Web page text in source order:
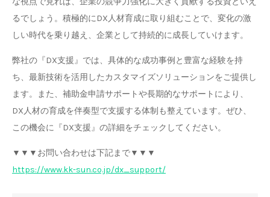
るでしょう。積極的にDX人材育成に取り組むことで、変化の激
しい時代を乗り越え、企業として持続的に成長していけます。
弊社の『DX支援』では、具体的な成功事例と豊富な経験を持
ち、最新技術を活用したカスタマイズソリューションをご提供し
ます。また、補助金申請サポートや長期的なサポートにより、
DX人材の育成を伴奏型で支援する体制も整えています。ぜひ、
この機会に『DX支援』の詳細をチェックしてください。
▼▼▼お問い合わせは下記まで▼▼▼
https://www.kk-sun.co.jp/dx_support/